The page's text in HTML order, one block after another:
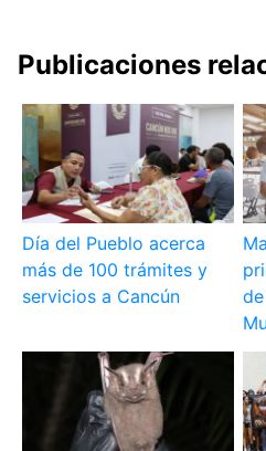
Publicaciones
Día del Pueblo acerca
más de 100 trámites y
servicios a Cancún